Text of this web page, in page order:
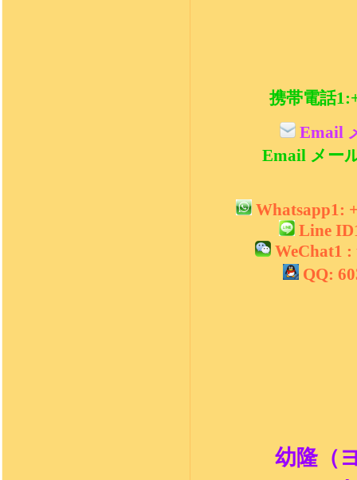
携帯電話
Email
Email メー
Whatsapp1:
Line
WeChat1
QQ:
幼隆（